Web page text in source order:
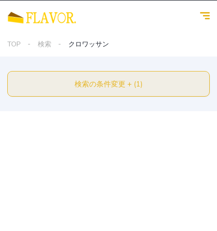
TOP 検索 クロワッサン
検索の条件変更 + (1)